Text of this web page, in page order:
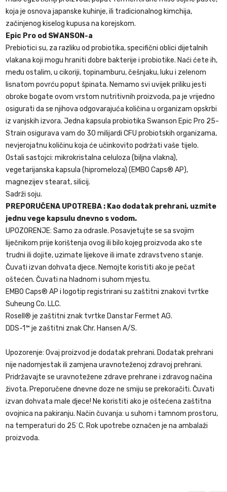
koja je osnova japanske kuhinje, ili tradicionalnog kimchija,
začinjenog kiselog kupusa na korejskom.
Epic Pro od SWANSON-a
Prebiotici su, za razliku od probiotika, specifični oblici dijetalnih
vlakana koji mogu hraniti dobre bakterije i probiotike. Naći ćete ih,
među ostalim, u cikoriji, topinamburu, češnjaku, luku i zelenom
lisnatom povrću poput špinata. Nemamo svi uvijek priliku jesti
obroke bogate ovom vrstom nutritivnih proizvoda, pa je vrijedno
osigurati da se njihova odgovarajuća količina u organizam opskrbi
iz vanjskih izvora. Jedna kapsula probiotika Swanson Epic Pro 25-
Strain osigurava vam do 30 milijardi CFU probiotskih organizama,
nevjerojatnu količinu koja će učinkovito podržati vaše tijelo.
Ostali sastojci: mikrokristalna celuloza (biljna vlakna),
vegetarijanska kapsula (hipromeloza) (EMBO Caps® AP),
magnezijev stearat, silicij.
Sadrži soju.
PREPORUČENA UPOTREBA : Kao dodatak prehrani, uzmite
jednu vege kapsulu dnevno s vodom.
UPOZORENJE: Samo za odrasle. Posavjetujte se sa svojim
liječnikom prije korištenja ovog ili bilo kojeg proizvoda ako ste
trudni ili dojite, uzimate lijekove ili imate zdravstveno stanje.
Čuvati izvan dohvata djece. Nemojte koristiti ako je pečat
oštećen. Čuvati na hladnom i suhom mjestu.
EMBO Caps® AP i logotip registrirani su zaštitni znakovi tvrtke
Suheung Co. LLC.
Rosell® je zaštitni znak tvrtke Danstar Fermet AG.
DDS-1™ je zaštitni znak Chr. Hansen A/S.
Upozorenje: Ovaj proizvod je dodatak prehrani. Dodatak prehrani
nije nadomjestak ili zamjena uravnoteženoj zdravoj prehrani.
Pridržavajte se uravnotežene zdrave prehrane i zdravog načina
života. Preporučene dnevne doze ne smiju se prekoračiti. Čuvati
izvan dohvata male djece! Ne koristiti ako je oštećena zaštitna
ovojnica na pakiranju. Način čuvanja: u suhom i tamnom prostoru,
na temperaturi do 25˙C. Rok upotrebe označen je na ambalaži
proizvoda.